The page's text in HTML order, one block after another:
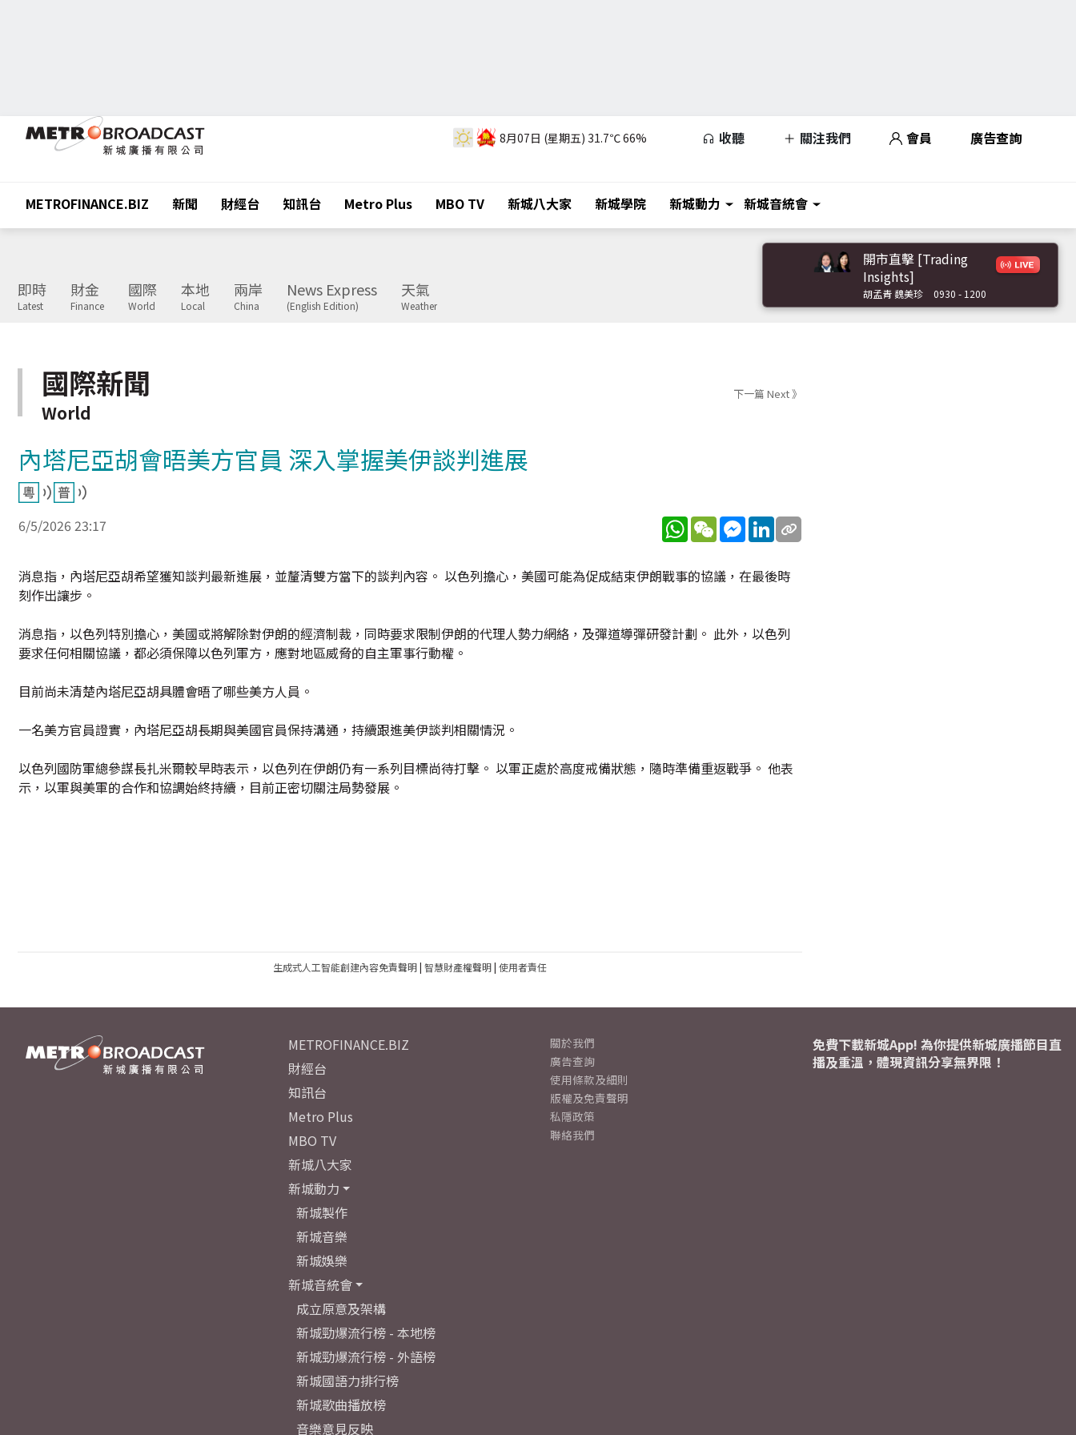
8月07日 (星期五) 31.7℃66% 收聽 關注我們 會員 廣告查詢
METROFINANCE.BIZ 新聞 財經台 知訊台 Metro Plus MBO TV 新城八大家 新城學院 新城動力 新城音統會
即時
Latest
財金
Finance
國際
World
本地
Local
兩岸
China
News Express
(English Edition)
天氣
Weather
開市直擊 [Trading
Insights]
胡孟青 魏美珍 0930 - 1200
國際新聞
World
下一篇 Next 》
內塔尼亞胡會晤美方官員 深入掌握美伊談判進展
6/5/2026 23:17 WhatsApp
WeChatMessenger
LinkedIn
消息指，內塔尼亞胡希望獲知談判最新進展，並釐清雙方當下的談判內容。 以色列擔心，美國可能為促成結束伊朗戰事的協議，在最後時
刻作出讓步。
消息指，以色列特別擔心，美國或將解除對伊朗的經濟制裁，同時要求限制伊朗的代理人勢力網絡，及彈道導彈研發計劃。 此外，以色列
要求任何相關協議，都必須保障以色列軍方，應對地區威脅的自主軍事行動權。
目前尚未清楚內塔尼亞胡具體會晤了哪些美方人員。
一名美方官員證實，內塔尼亞胡長期與美國官員保持溝通，持續跟進美伊談判相關情況。
以色列國防軍總參謀長扎米爾較早時表示，以色列在伊朗仍有一系列目標尚待打擊。 以軍正處於高度戒備狀態，隨時準備重返戰爭。 他表
示，以軍與美軍的合作和協調始終持續，目前正密切關注局勢發展。
生成式人工智能創建內容免責聲明| 智慧財產權聲明| 使用者責任
METROFINANCE.BIZ
財經台
知訊台
Metro Plus
MBO TV
新城八大家
新城動力
新城製作
新城音樂
新城娛樂
新城音統會
成立原意及架構
新城勁爆流行榜 - 本地榜
新城勁爆流行榜 - 外語榜
新城國語力排行榜
新城歌曲播放榜
音樂意見反映
關於我們
廣告查詢
使用條款及細則
版權及免責聲明
私隱政策
聯絡我們
免費下載新城App! 為你提供新城廣播節目直
播及重溫，體現資訊分享無界限！